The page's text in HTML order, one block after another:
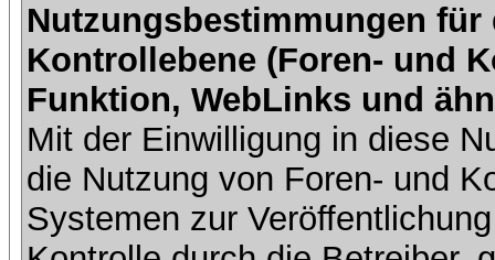
Nutzungsbestimmungen
Kontrollebene (Foren- und
Funktion, WebLinks und
Mit der Einwilligung in diese
die Nutzung von Foren- und
Systemen zur